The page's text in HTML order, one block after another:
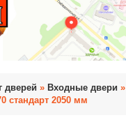
дверей » Входные двери »
2050 мм